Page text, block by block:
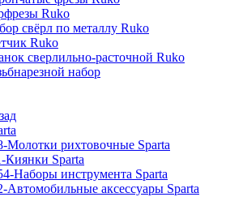
Ruko
свёрл по металлу Ruko
Ruko
сверлильно-расточной Ruko
набор
Молотки рихтовочные Sparta
Киянки Sparta
Наборы инструмента Sparta
Автомобильные аксессуары Sparta